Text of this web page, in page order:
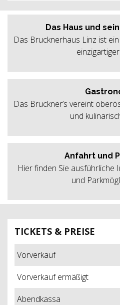
TICKETS & PREISE
Vorverkauf
Vorverkauf ermäßigt
Abendkassa
Das Haus und
Das Brucknerhaus Linz ist
Das Bruckner’s vereint
und
Anfahrt und
Hier finden Sie
und